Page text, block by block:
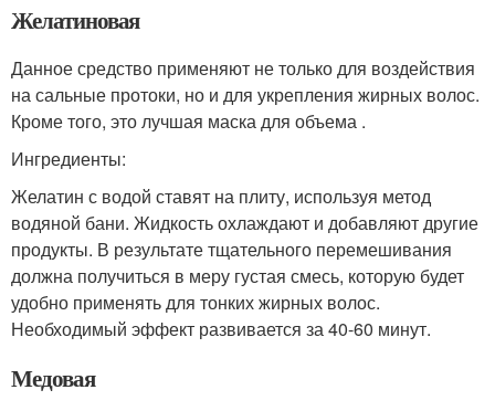
Желатиновая
Данное средство применяют не только для воздействия
на сальные протоки, но и для укрепления жирных волос.
Кроме того, это лучшая маска для объема .
Ингредиенты:
Желатин с водой ставят на плиту, используя метод
водяной бани. Жидкость охлаждают и добавляют другие
продукты. В результате тщательного перемешивания
должна получиться в меру густая смесь, которую будет
удобно применять для тонких жирных волос.
Необходимый эффект развивается за 40-60 минут.
Медовая